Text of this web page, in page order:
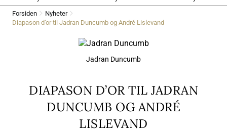
Forsiden
Nyheter
Diapason d’or til Jadran Duncumb og André Lislevand
Jadran Duncumb
DIAPASON D’OR TIL JADRAN
DUNCUMB OG ANDRÉ
LISLEVAND